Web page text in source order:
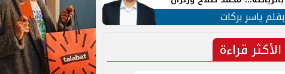
الهوية في الشارع التركي
بقلم ياسر بركات
الأكثر قراءة